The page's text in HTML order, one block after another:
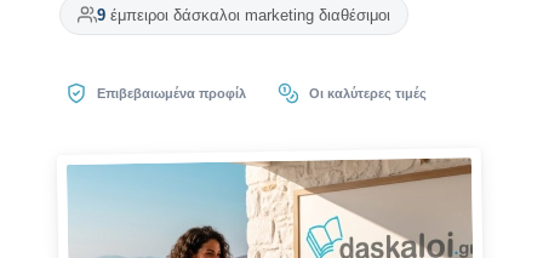
9έμπειροι δάσκαλοι marketing διαθέσιμοι
Επιβεβαιωμένα προφίλ Οι καλύτερες τιμές